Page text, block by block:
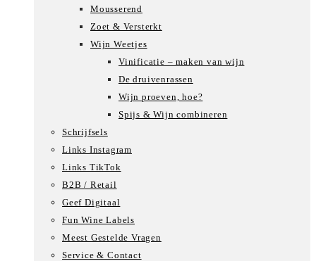
Mousserend
Zoet & Versterkt
Wijn Weetjes
Vinificatie – maken van wijn
De druivenrassen
Wijn proeven, hoe?
Spijs & Wijn combineren
Schrijfsels
Links Instagram
Links TikTok
B2B / Retail
Geef Digitaal
Fun Wine Labels
Meest Gestelde Vragen
Service & Contact